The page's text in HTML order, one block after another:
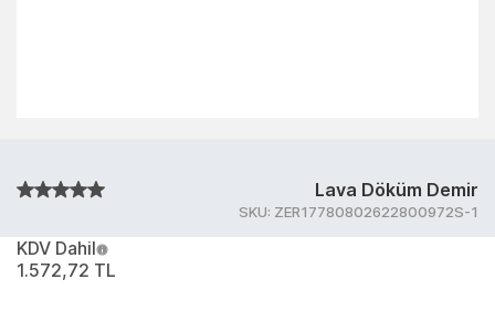
Lava Döküm Demir
SKU: ZER17780802622800972S-1
KDV Dahil
1.572,72 TL